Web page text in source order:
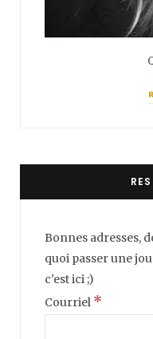
Bonnes adresses,
quoi passer une
c'est ici ;)
Courriel *